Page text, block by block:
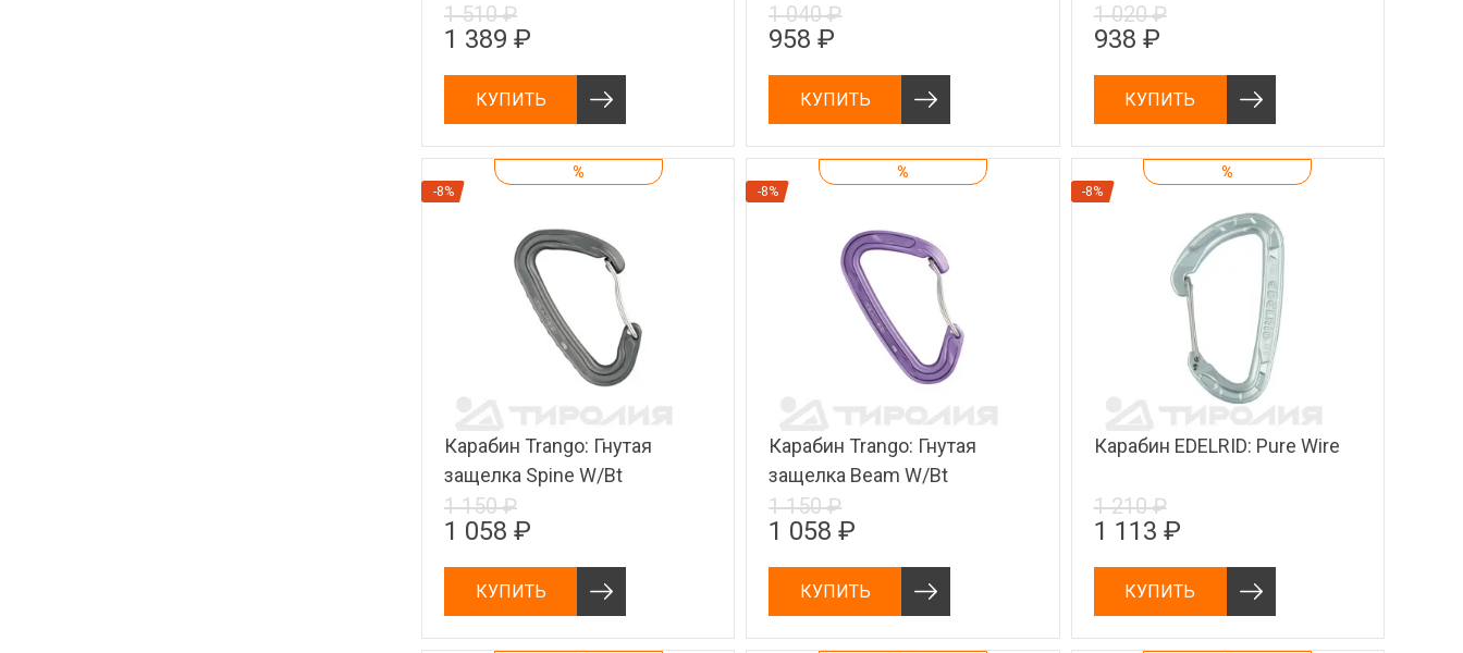
1 510 ₽
1 389 ₽
КУПИТЬ
1 040 ₽
958 ₽
КУПИТЬ
1 020 ₽
938 ₽
КУПИТЬ
%
-8%
Карабин Trango: Гнутая
защелка Spine W/Bt
1 150 ₽
1 058 ₽
КУПИТЬ
%
-8%
Карабин Trango: Гнутая
защелка Beam W/Bt
1 150 ₽
1 058 ₽
КУПИТЬ
%
-8%
Карабин EDELRID: Pure Wire
1 210 ₽
1 113 ₽
КУПИТЬ